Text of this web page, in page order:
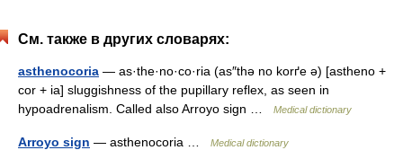
См. также в других словарях:
asthenocoria — as·the·no·co·ria (as″thə no korґe ə) [astheno +
cor + ia] sluggishness of the pupillary reflex, as seen in
hypoadrenalism. Called also Arroyo sign …
Medical dictionary
Arroyo sign — asthenocoria … Medical dictionary